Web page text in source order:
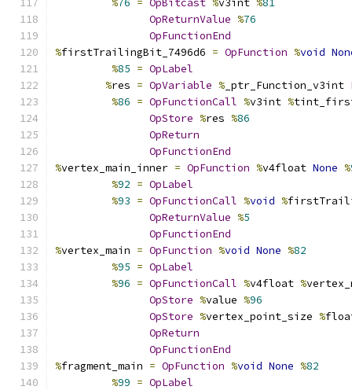
%76 = OpBitcast %v3int %81
OpReturnValue %76
OpFunctionEnd
%firstTrailingBit_7496d6 = OpFunction %void
%85 = OpLabel
%res = OpVariable % _ptr_Function_v3int
%86 = OpFunctionCall %v3int %
OpStore %res %86
OpReturn
OpFunctionEnd
%vertex_main_inner = OpFunction %v4float None %
%92 = OpLabel
%93 = OpFunctionCall %void %
OpReturnValue %5
OpFunctionEnd
%vertex_main = OpFunction %void None %82
%95 = OpLabel
%96 = OpFunctionCall %v4float %
OpStore %value %96
OpStore %vertex_point_size %
OpReturn
OpFunctionEnd
%fragment_main = OpFunction %void None %82
%99 = OpLabel